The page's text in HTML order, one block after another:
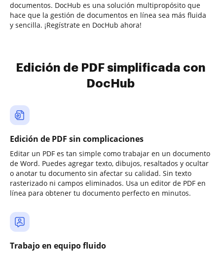
documentos. DocHub es una solución multipropósito que
hace que la gestión de documentos en línea sea más fluida
y sencilla. ¡Regístrate en DocHub ahora!
Edición de PDF simplificada con
DocHub
Edición de PDF sin complicaciones
Editar un PDF es tan simple como trabajar en un documento
de Word. Puedes agregar texto, dibujos, resaltados y ocultar
o anotar tu documento sin afectar su calidad. Sin texto
rasterizado ni campos eliminados. Usa un editor de PDF en
línea para obtener tu documento perfecto en minutos.
Trabajo en equipo fluido